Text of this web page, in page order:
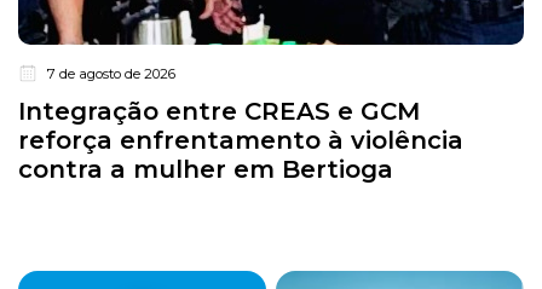
7 de agosto de 2026
Integração entre CREAS e GCM
reforça enfrentamento à violência
contra a mulher em Bertioga